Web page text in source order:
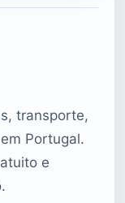
transporte,
Portugal.
e